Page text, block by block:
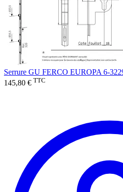
Serrure GU FERCO EUROPA 6-
145,80 € TTC